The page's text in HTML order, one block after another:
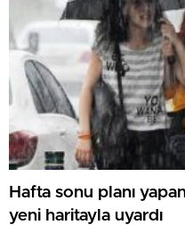
Hafta sonu planı
yeni haritayla uyardı